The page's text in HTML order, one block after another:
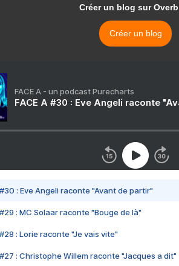
Créer un blog sur
Créer un blog
FACE A - un podcast Purecharts
FACE A #30 : Eve Angeli raconte
#30 : Eve Angeli raconte "Avant de partir"
#29 : MC Solaar raconte "Bouge de là"
#28 : Lorie raconte "Je vais vite"
#27 : Christophe Willem raconte "Jacques a dit"